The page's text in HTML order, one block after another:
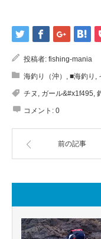
投稿者: fishing-mania
海釣り（沖） ■海釣り
チヌ ガール&#x1f495
コメント: 0
前の記事